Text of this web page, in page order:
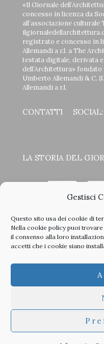
Gestisci
Questo sito usa dei cookie di
Nella cookie policypuoi trovare
il consenso alla loro
accetti che i cookie siano
«Il Giornale
concesso in licenza da
all’associazione
registrato e concesso in
Allemandi a r.l. a The
testata digitale, derivata
dell’Architettura» fondato
Umberto Allemandi & C.
Allemandi a r.l.
CONTATTI SOCIAL:
LA STORIA DEL
<
tutti i nostri vecchi
© 2026